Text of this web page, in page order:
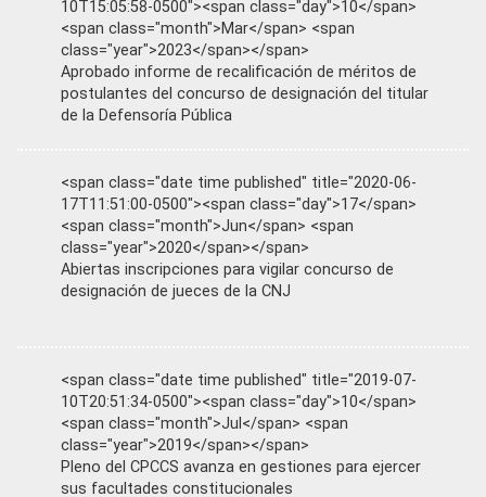
10T15:05:58-0500"><span class="day">10</span>
<span class="month">Mar</span> <span
class="year">2023</span></span>
Aprobado informe de recalificación de méritos de
postulantes del concurso de designación del titular
de la Defensoría Pública
<span class="date time published" title="2020-06-
17T11:51:00-0500"><span class="day">17</span>
<span class="month">Jun</span> <span
class="year">2020</span></span>
Abiertas inscripciones para vigilar concurso de
designación de jueces de la CNJ
<span class="date time published" title="2019-07-
10T20:51:34-0500"><span class="day">10</span>
<span class="month">Jul</span> <span
class="year">2019</span></span>
Pleno del CPCCS avanza en gestiones para ejercer
sus facultades constitucionales